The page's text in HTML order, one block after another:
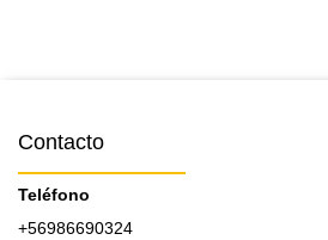
Contacto
Teléfono
+56986690324